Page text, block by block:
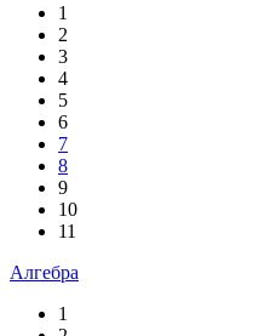
1
2
3
4
5
6
7
8
9
10
11
Алгебра
1